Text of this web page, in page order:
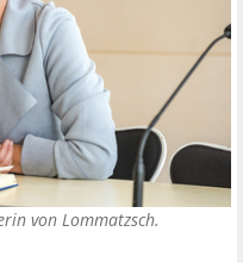
von Lommatzsch.